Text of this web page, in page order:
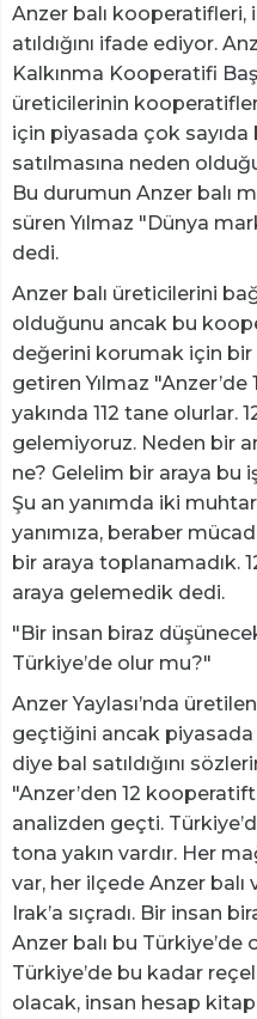
Anzer balı kooperatifleri,
atıldığını ifade ediyor.
Kalkınma Kooperatifi
üreticilerinin
için piyasada çok sayıda
satılmasına neden
Bu durumun Anzer balı
süren Yılmaz "Dünya
dedi.
Anzer balı üreticilerini
olduğunu ancak bu
değerini korumak için
getiren Yılmaz
yakında 112 tane olurlar.
gelemiyoruz. Neden bir
ne? Gelelim bir araya bu
Şu an yanımda iki
yanımıza, beraber
bir araya toplanamadık.
araya gelemedik dedi.
"Bir insan biraz
Türkiye’de olur mu?"
Anzer Yaylası’nda
geçtiğini ancak piyasada
diye bal satıldığını
"Anzer’den 12
analizden geçti.
tona yakın vardır. Her
var, her ilçede Anzer
Irak’a sıçradı. Bir insan
Anzer balı bu Türkiye’de
Türkiye’de bu kadar
olacak, insan hesap